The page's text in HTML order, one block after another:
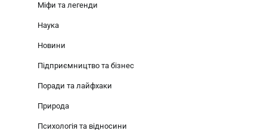
Міфи та легенди
Наука
Новини
Підприємництво та бізнес
Поради та лайфхаки
Природа
Психологія та відносини